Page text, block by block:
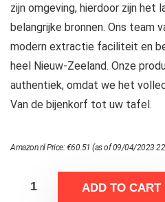
zijn omgeving, hierdoor zijn het
belangrijke bronnen. Ons team
modern extractie faciliteit en
heel Nieuw-Zeeland. Onze
authentiek, omdat we het
Van de bijenkorf tot uw tafel.
Amazon.nl Price:€60.51 (as of 09/04/2023
ADD TO CART